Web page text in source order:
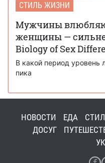
СТИЛЬ ЖИЗНИ
Мужчины
женщины —
Biology of Sex
В какой период уровень
пика
НОВОСТИ ЕДА
ДОСУГ